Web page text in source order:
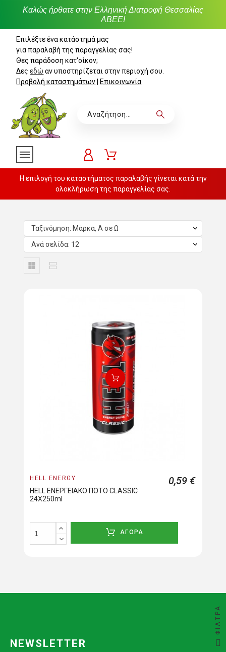
Καλώς ήρθατε στην Ελληνική Διατροφή Θεσσαλίας
ΑΒΕΕ!
Επιλέξτε ένα κατάστημά μας
για παραλαβή της παραγγελίας σας!
Θες παράδοση κατ'οίκον;
Δεςεδώ αν υποστηρίζεται στην περιοχή σου.
Προβολή καταστημάτων
Επικοινωνία
Η επιλογή του καταστήματος παραλαβής γίνεται κατά την
ολοκλήρωση της παραγγελίας σας.
Ταξινόμηση: Μάρκα, Α σε Ω
Ανά σελίδα: 12
HELL ENERGY
HELL ΕΝΕΡΓΕΙΑΚΟ ΠΟΤΟ CLASSIC
24X250ml
0,59 €
ΑΓΟΡΑ
NEWSLETTER
ΦΊΛΤΡΑ